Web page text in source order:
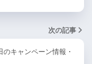
次の記事
キャンペーン情報・